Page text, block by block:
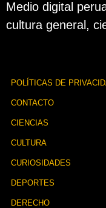
Medio digital
cultura general,
POLÍTICAS DE
CONTACTO
CIENCIAS
CULTURA
CURIOSIDADES
DEPORTES
DERECHO